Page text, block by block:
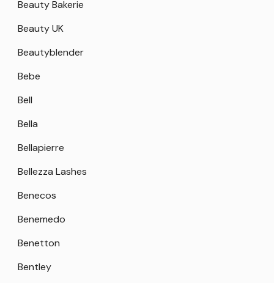
Beauty Bakerie
Beauty UK
Beautyblender
Bebe
Bell
Bella
Bellapierre
Bellezza Lashes
Benecos
Benemedo
Benetton
Bentley